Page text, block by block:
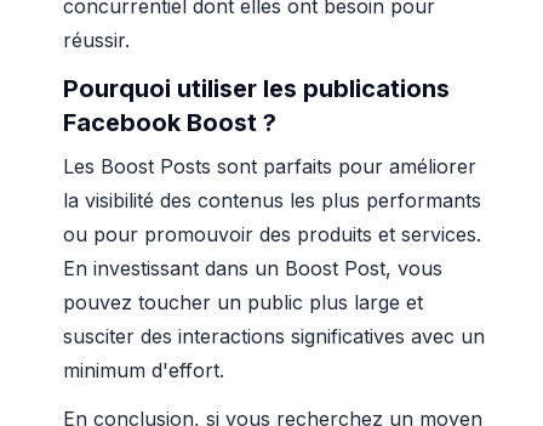
concurrentiel dont elles ont besoin pour
réussir.
Pourquoi utiliser les publications
Facebook Boost ?
Les Boost Posts sont parfaits pour améliorer
la visibilité des contenus les plus performants
ou pour promouvoir des produits et services.
En investissant dans un Boost Post, vous
pouvez toucher un public plus large et
susciter des interactions significatives avec un
minimum d'effort.
En conclusion, si vous recherchez un moyen